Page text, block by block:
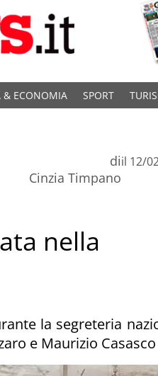
& ECONOMIA SPORT
di
Cinzia Timpano
il 12/
nella
la segreteria
e Maurizio Casasco